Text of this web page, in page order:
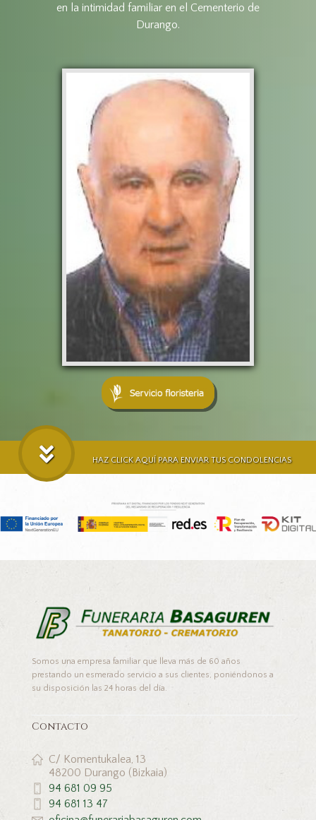
en la intimidad familiar en el Cementerio de
Durango.
HAZ CLICK AQUÍ PARA ENVIAR TUS CONDOLENCIAS
Somos una empresa familiar que lleva más de 60 años
prestando un esmerado servicio a sus clientes, poniéndonos a
su disposición las 24 horas del día.
Contacto
C/ Komentukalea, 13
48200 Durango (Bizkaia)
94 681 09 95
94 681 13 47